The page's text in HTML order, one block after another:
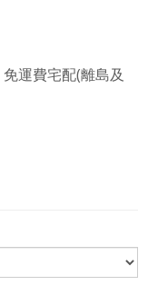
免運費宅配(離島及